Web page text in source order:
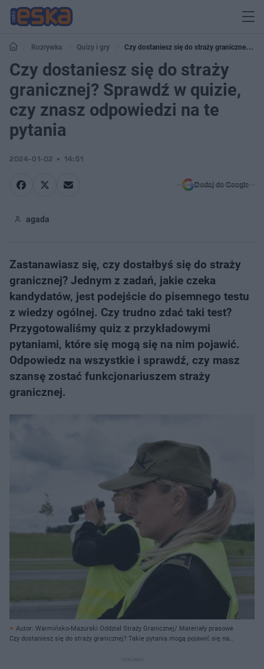
Rozrywka Quizy i gry
Czy dostaniesz się do straży granicznej?
Sprawdź w quizie, czy znasz odpowiedzi na te pytania
Czy dostaniesz się do straży
granicznej? Sprawdź w quizie,
czy znasz odpowiedzi na te
pytania
2024-01-02 14:51
Dodaj do Google
agada
Zastanawiasz się, czy dostałbyś się do straży
granicznej? Jednym z zadań, jakie czeka
kandydatów, jest podejście do pisemnego testu
z wiedzy ogólnej. Czy trudno zdać taki test?
Przygotowaliśmy quiz z przykładowymi
pytaniami, które się mogą się na nim pojawić.
Odpowiedz na wszystkie i sprawdź, czy masz
szansę zostać funkcjonariuszem straży
granicznej.
Autor: Warmińsko-Mazurski Oddział Straży Granicznej/ Materiały prasowe
Czy dostaniesz się do straży granicznej? Takie pytania mogą pojawić się na